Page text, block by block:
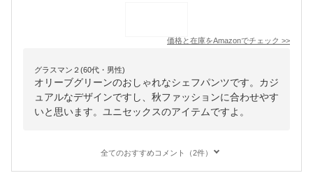
価格と在庫をAmazonでチェック >>
グラスマン２(60代・男性)
オリーブグリーンのおしゃれなシェフパンツです。カジ
ュアルなデザインですし、秋ファッションに合わせやす
いと思います。ユニセックスのアイテムですよ。
全てのおすすめコメント（2件）